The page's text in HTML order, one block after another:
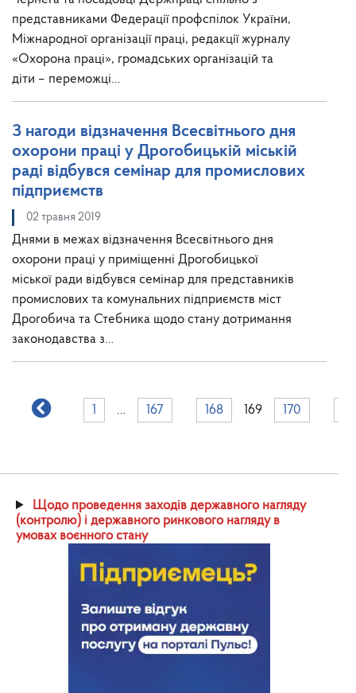
представниками Федерації профспілок України,
Міжнародної організації праці, редакції журналу
«Охорона праці», громадських організацій та
діти – переможці…
З нагоди відзначення Всесвітнього дня
охорони праці у Дрогобицькій міській
раді відбувся семінар для промислових
підприємств
02 травня 2019
Днями в межах відзначення Всесвітнього дня
охорони праці у приміщенні Дрогобицької
міської ради відбувся семінар для представників
промислових та комунальних підприємств міст
Дрогобича та Стебника щодо стану дотримання
законодавства з…
… 167 168 169 170
Щодо проведення заходів державного нагляду
(контролю) і державного ринкового нагляду в
умовах воєнного стану